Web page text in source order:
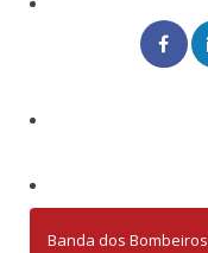
Banda dos Bombeiros